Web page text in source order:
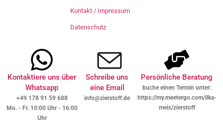
Kontakt / Impressum
Datenschutz
Kontaktiere uns über
Whatsapp
+49 178 91 59 688
Mo. - Fr. 10:00 Uhr - 16:00
Uhr
Schreibe uns
eine Email
info@zierstoff.de
Persönliche Beratung
buche einen Termin unter:
https://my.meetergo.com/ilka-
meis/zierstoff